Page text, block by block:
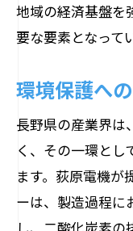
地域の経済基盤を
要な要素となって
環境保護へ
長野県の産業界は
く、その一環とし
ます。荻原電機が
ーは、製造過程に